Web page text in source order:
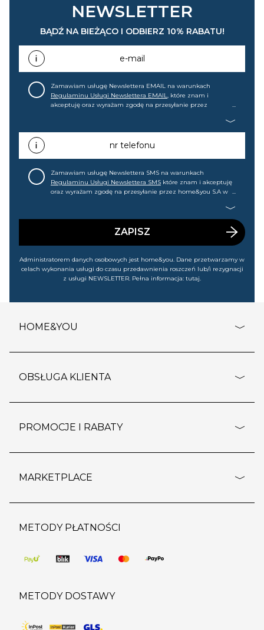
NEWSLETTER
BĄDŹ NA BIEŻĄCO I ODBIERZ 10% RABATU!
e-mail
Zamawiam usługę Newslettera EMAIL na warunkach
Regulaminu Usługi Newslettera EMAIL, które znam i
akceptuję oraz wyrażam zgodę na przesyłanie przez
promocjach, wyprzedażach). Wiem, że mogę tę zgodę w
każdej chwili cofnąć.nr telefonu
Zamawiam usługę Newslettera SMS na warunkach
Regulaminu Usługi Newslettera SMS które znam i akceptuję
oraz wyrażam zgodę na przesyłanie przez home&you S.A w
wyprzedażach). Wiem, że mogę tę zgodę w każdej chwili
ZAPISZ
Administratorem danych osobowych jest home&you. Dane przetwarzamy w
celach wykonania usługi do czasu przedawnienia roszczeń lub/i rezygnacji
z usługi NEWSLETTER. Pełna informacja: tutaj.
HOME&YOU
o firmie
polityka prywatności
kontakt
OBSŁUGA KLIENTA
dostawy i płatność
wypis z subskrypcji
regulamin sklepu
pozostałe regulaminy
PROMOCJE I RABATY
outlet
regulaminy promocji
MARKETPLACE
strefa marek
pomoc dla sprzedawców
METODY PŁATNOŚCI
METODY DOSTAWY